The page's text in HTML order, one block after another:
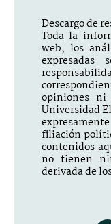
Descargo de
Toda la
web, los
expresadas
opiniones ni
Universidad
filiación
contenidos
no tienen
derivada de